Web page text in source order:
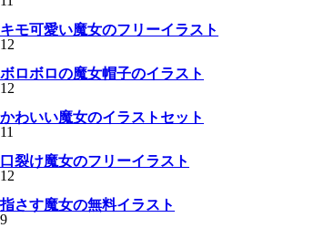
キモ可愛い魔女のフリーイラスト
12
ボロボロの魔女帽子のイラスト
12
かわいい魔女のイラストセット
11
口裂け魔女のフリーイラスト
12
指さす魔女の無料イラスト
9